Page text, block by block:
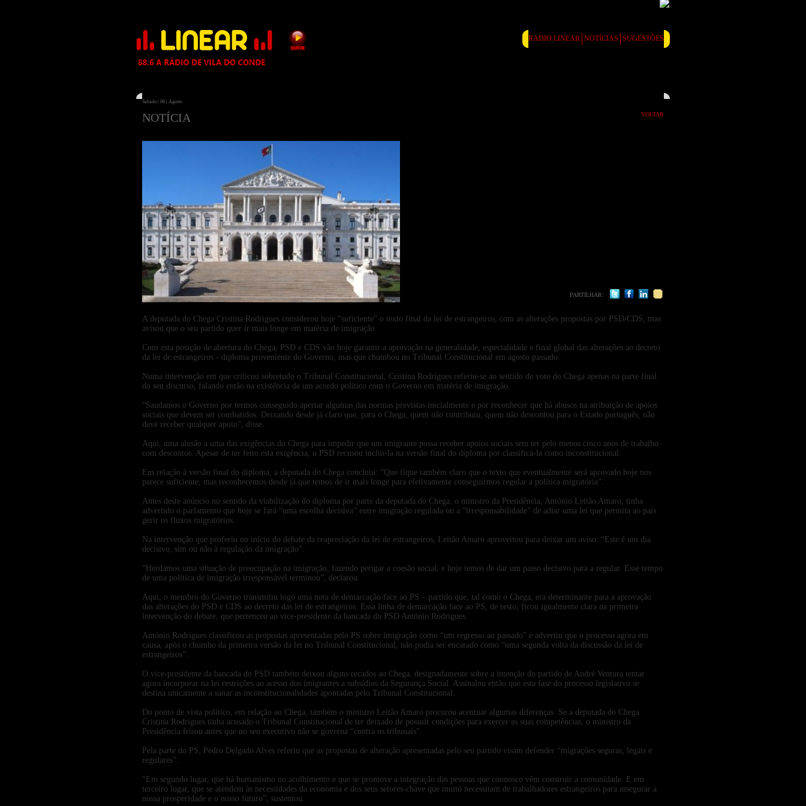
RADIO LINEAR NOTÍCIAS SUGESTÕES
Sabado | 08 | Agosto
NOTÍCIA VOLTAR
PARTILHAR:
A deputada do Chega Cristina Rodrigues considerou hoje “suficiente” o texto final da lei de estrangeiros, com as alterações propostas por PSD/CDS, mas
avisou que o seu partido quer ir mais longe em matéria de imigração.
Com esta posição de abertura do Chega, PSD e CDS vão hoje garantir a aprovação na generalidade, especialidade e final global das alterações ao decreto
da lei de estrangeiros - diploma proveniente do Governo, mas que chumbou no Tribunal Constitucional em agosto passado.
Numa intervenção em que criticou sobretudo o Tribunal Constitucional, Cristina Rodrigues referiu-se ao sentido de voto do Chega apenas na parte final
do seu discurso, falando então na existência de um acordo político com o Governo em matéria de imigração.
“Saudamos o Governo por termos conseguido apertar algumas das normas previstas inicialmente e por reconhecer que há abusos na atribuição de apoios
sociais que devem ser combatidos. Deixando desde já claro que, para o Chega, quem não contribuiu, quem não descontou para o Estado português, não
deve receber qualquer apoio”, disse.
Aqui, uma alusão a uma das exigências do Chega para impedir que um imigrante possa receber apoios sociais sem ter pelo menos cinco anos de trabalho
com descontos. Apesar de ter feito esta exigência, o PSD recusou inclui-la na versão final do diploma por classificá-la como inconstitucional.
Em relação à versão final do diploma, a deputada do Chega concluiu: “Que fique também claro que o texto que eventualmente será aprovado hoje nos
parece suficiente, mas reconhecemos desde já que temos de ir mais longe para efetivamente conseguirmos regular a política migratória”.
Antes deste anúncio no sentido da viabilização do diploma por parte da deputada do Chega, o ministro da Presidência, António Leitão Amaro, tinha
advertido o parlamento que hoje se fará “uma escolha decisiva” entre imigração regulada ou a “irresponsabilidade” de adiar uma lei que permita ao país
gerir os fluxos migratórios.
Na intervenção que proferiu no início do debate da reapreciação da lei de estrangeiros, Leitão Amaro aproveitou para deixar um aviso: “Este é um dia
decisivo, sim ou não à regulação da imigração”.
“Herdámos uma situação de preocupação na imigração, fazendo perigar a coesão social, e hoje temos de dar um passo decisivo para a regular. Esse tempo
de uma política de imigração irresponsável terminou”, declarou.
Aqui, o membro do Governo transmitiu logo uma nota de demarcação face ao PS – partido que, tal como o Chega, era determinante para a aprovação
das alterações do PSD e CDS ao decreto das lei de estrangeiros. Essa linha de demarcação face ao PS, de resto, ficou igualmente clara na primeira
intervenção do debate, que pertenceu ao vice-presidente da bancada do PSD António Rodrigues.
António Rodrigues classificou as propostas apresentadas pelo PS sobre imigração como “um regresso ao passado” e advertiu que o processo agora em
causa, após o chumbo da primeira versão da lei no Tribunal Constitucional, não podia ser encarado como “uma segunda volta da discussão da lei de
estrangeiros”.
O vice-presidente da bancada do PSD também deixou alguns recados ao Chega, designadamente sobre a intenção do partido de André Ventura tentar
agora incorporar na lei restrições ao acesso dos imigrantes a subsídios da Segurança Social. Assinalou então que esta fase do processo legislativo se
destina unicamente a sanar as inconstitucionalidades apontadas pelo Tribunal Constitucional.
Do ponto de vista político, em relação ao Chega, também o ministro Leitão Amaro procurou acentuar algumas diferenças. Se a deputada do Chega
Cristina Rodrigues tinha acusado o Tribunal Constitucional de ter deixado de possuir condições para exercer as suas competências, o ministro da
Presidência frisou antes que no seu executivo não se governa “contra os tribunais”.
Pela parte do PS, Pedro Delgado Alves referiu que as propostas de alteração apresentadas pelo seu partido visam defender “migrações seguras, legais e
regulares”.
“Em segundo lugar, que há humanismo no acolhimento e que se promove a integração das pessoas que connosco vêm construir a comunidade. E em
terceiro lugar, que se atendem às necessidades da economia e dos seus setores-chave que muito necessitam de trabalhadores estrangeiros para assegurar a
nossa prosperidade e o nosso futuro”, sustentou.